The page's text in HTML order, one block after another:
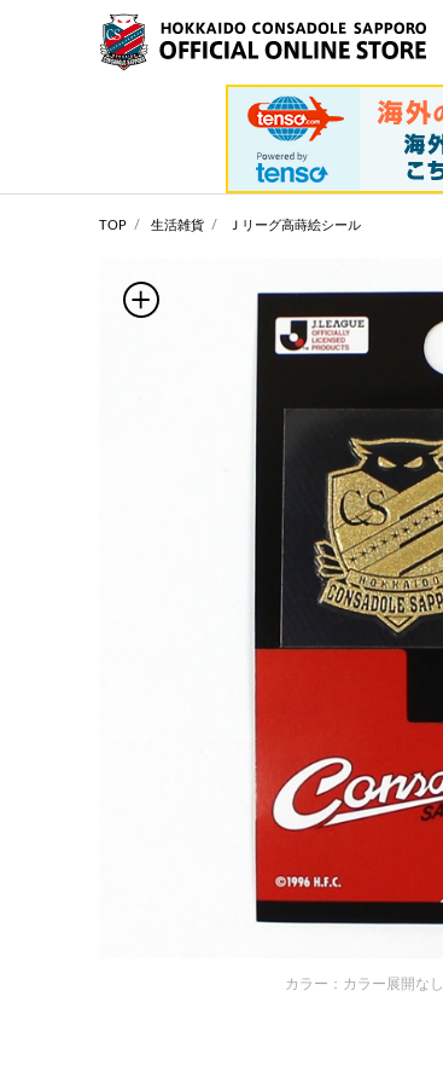
TOP 生活雑貨 Ｊリーグ高蒔絵シール
カラー：カラー展開なし